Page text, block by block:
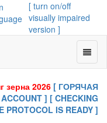
[ turn on/off
visually impaired
version ]
Toggle
зерна 2026 [ ГОРЯЧАЯ
] [ CHECKING
PROTOCOL IS READY ]